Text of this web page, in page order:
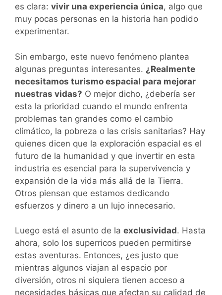
es clara: vivir una experiencia única, algo que
muy pocas personas en la historia han podido
experimentar.
Sin embargo, este nuevo fenómeno plantea
algunas preguntas interesantes. ¿Realmente
necesitamos turismo espacial para mejorar
nuestras vidas? O mejor dicho, ¿debería ser
esta la prioridad cuando el mundo enfrenta
problemas tan grandes como el cambio
climático, la pobreza o las crisis sanitarias? Hay
quienes dicen que la exploración espacial es el
futuro de la humanidad y que invertir en esta
industria es esencial para la supervivencia y
expansión de la vida más allá de la Tierra.
Otros piensan que estamos dedicando
esfuerzos y dinero a un lujo innecesario.
Luego está el asunto de la exclusividad. Hasta
ahora, solo los superricos pueden permitirse
estas aventuras. Entonces, ¿es justo que
mientras algunos viajan al espacio por
diversión, otros ni siquiera tienen acceso a
necesidades básicas que afectan su calidad de